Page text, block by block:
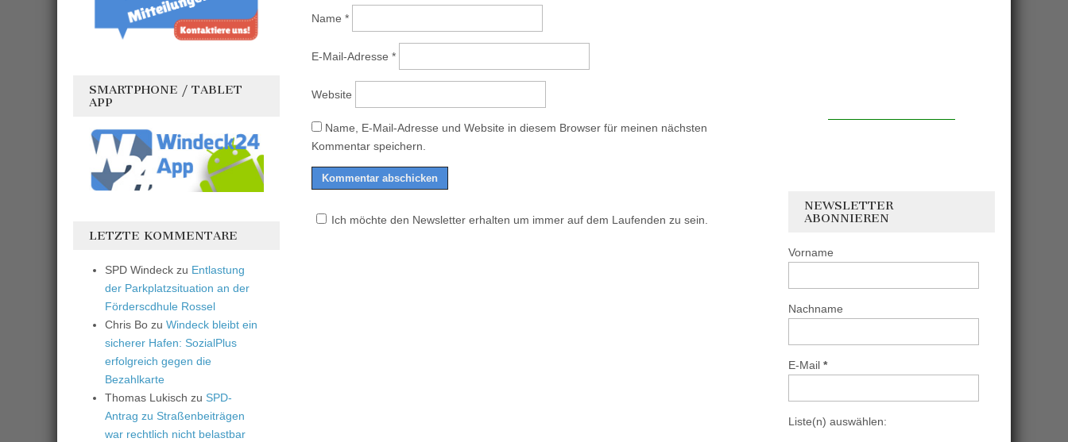
Name *
E-Mail-Adresse *
Website
Name, E-Mail-Adresse und Website in diesem Browser für meinen nächsten
Kommentar speichern.
Ich möchte den Newsletter erhalten um immer auf dem Laufenden zu sein.
SMARTPHONE / TABLET
APP
LETZTE KOMMENTARE
SPD Windeck zu Entlastung
der Parkplatzsituation an der
Förderscdhule Rossel
Chris Bo zu Windeck bleibt ein
sicherer Hafen: SozialPlus
erfolgreich gegen die
Bezahlkarte
Thomas Lukisch zu SPD-
Antrag zu Straßenbeiträgen
war rechtlich nicht belastbar
NEWSLETTER
ABONNIEREN
Vorname
Nachname
E-Mail *
Liste(n) auswählen: